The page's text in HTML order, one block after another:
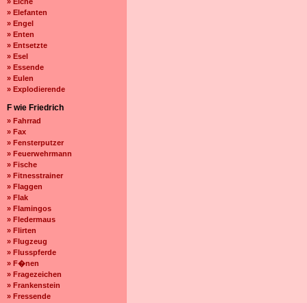
» Elefanten
» Engel
» Enten
» Entsetzte
» Esel
» Essende
» Eulen
» Explodierende
F wie Friedrich
» Fahrrad
» Fax
» Fensterputzer
» Feuerwehrmann
» Fische
» Fitnesstrainer
» Flaggen
» Flak
» Flamingos
» Fledermaus
» Flirten
» Flugzeug
» Flusspferde
» F�nen
» Fragezeichen
» Frankenstein
» Fressende